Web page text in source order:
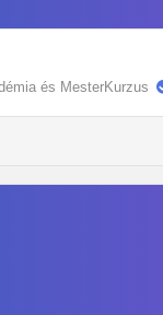
és MesterKurzus